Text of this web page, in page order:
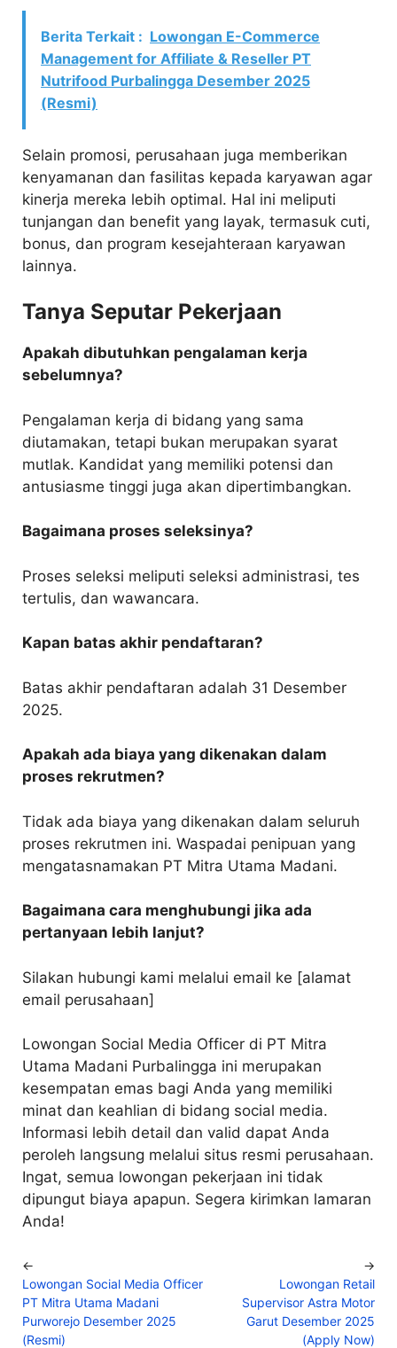
Berita Terkait : Lowongan E-Commerce
Management for Affiliate & Reseller PT
Nutrifood Purbalingga Desember 2025
(Resmi)
Selain promosi, perusahaan juga memberikan
kenyamanan dan fasilitas kepada karyawan agar
kinerja mereka lebih optimal. Hal ini meliputi
tunjangan dan benefit yang layak, termasuk cuti,
bonus, dan program kesejahteraan karyawan
lainnya.
Tanya Seputar Pekerjaan
Apakah dibutuhkan pengalaman kerja
sebelumnya?
Pengalaman kerja di bidang yang sama
diutamakan, tetapi bukan merupakan syarat
mutlak. Kandidat yang memiliki potensi dan
antusiasme tinggi juga akan dipertimbangkan.
Bagaimana proses seleksinya?
Proses seleksi meliputi seleksi administrasi, tes
tertulis, dan wawancara.
Kapan batas akhir pendaftaran?
Batas akhir pendaftaran adalah 31 Desember
2025.
Apakah ada biaya yang dikenakan dalam
proses rekrutmen?
Tidak ada biaya yang dikenakan dalam seluruh
proses rekrutmen ini. Waspadai penipuan yang
mengatasnamakan PT Mitra Utama Madani.
Bagaimana cara menghubungi jika ada
pertanyaan lebih lanjut?
Silakan hubungi kami melalui email ke [alamat
email perusahaan]
Lowongan Social Media Officer di PT Mitra
Utama Madani Purbalingga ini merupakan
kesempatan emas bagi Anda yang memiliki
minat dan keahlian di bidang social media.
Informasi lebih detail dan valid dapat Anda
peroleh langsung melalui situs resmi perusahaan.
Ingat, semua lowongan pekerjaan ini tidak
dipungut biaya apapun. Segera kirimkan lamaran
Anda!
←
Lowongan Social Media Officer
PT Mitra Utama Madani
Purworejo Desember 2025
(Resmi)
Lowongan Retail
Supervisor Astra Motor
Garut Desember 2025
(Apply Now)
→